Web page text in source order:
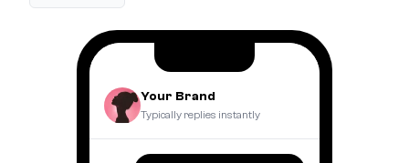
Your Brand
Typically replies instantly